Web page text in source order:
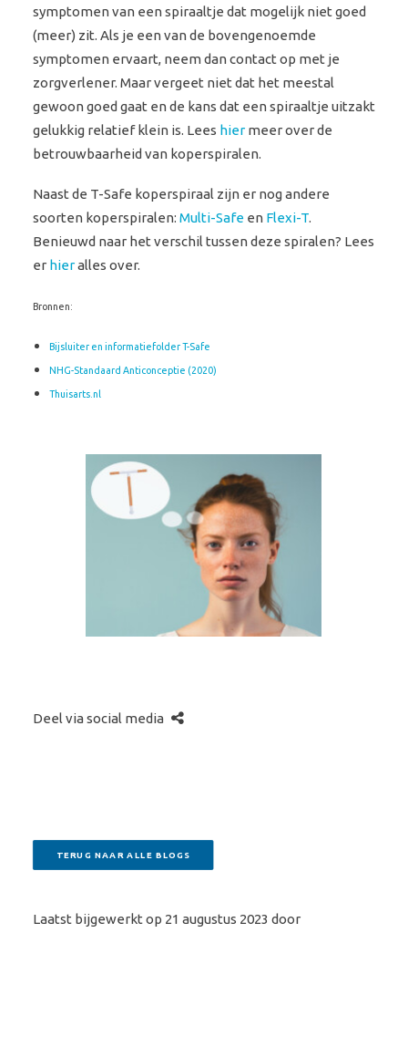
symptomen van een spiraaltje dat mogelijk niet goed
(meer) zit. Als je een van de bovengenoemde
symptomen ervaart, neem dan contact op met je
zorgverlener. Maar vergeet niet dat het meestal
gewoon goed gaat en de kans dat een spiraaltje uitzakt
gelukkig relatief klein is. Lees hier meer over de
betrouwbaarheid van koperspiralen.
Naast de T-Safe koperspiraal zijn er nog andere
soorten koperspiralen: Multi-Safe en Flexi-T.
Benieuwd naar het verschil tussen deze spiralen? Lees
er hieralles over.
Bronnen:
Bijsluiter en informatiefolder T-Safe
NHG-Standaard Anticonceptie (2020)
Thuisarts.nl
Deel via social media
TERUG NAAR ALLE BLOGS
Laatst bijgewerkt op 21 augustus 2023 door